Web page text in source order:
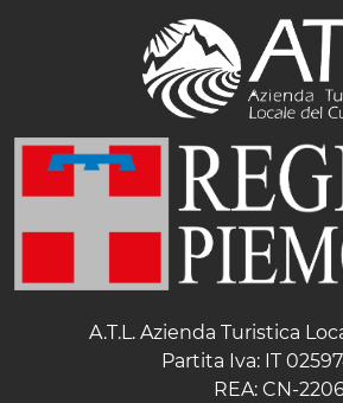
A.T.L. Azienda Turistica
Partita Iva: IT
REA: CN-